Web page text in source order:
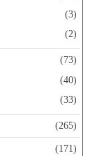
(3)
(2)
(73)
(40)
(33)
(265)
(171)